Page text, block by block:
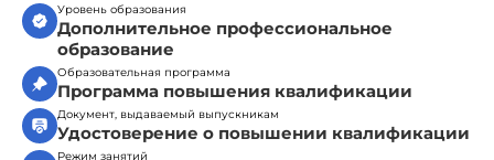
Уровень образования
Дополнительное профессиональное
образование
Образовательная программа
Программа повышения квалификации
Документ, выдаваемый выпускникам
Удостоверение о повышении квалификации
Режим занятий